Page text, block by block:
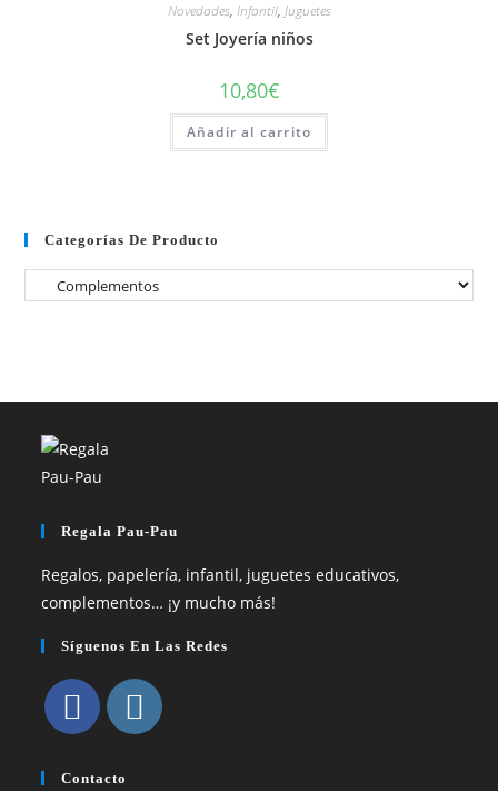
Novedades, Infantil, Juguetes
Set Joyería niños
10,80€
Añadir al carrito
Categorías De Producto
Regala Pau-Pau
Regalos, papelería, infantil, juguetes educativos,
complementos… ¡y mucho más!
Síguenos En Las Redes
abre
abre
Contacto